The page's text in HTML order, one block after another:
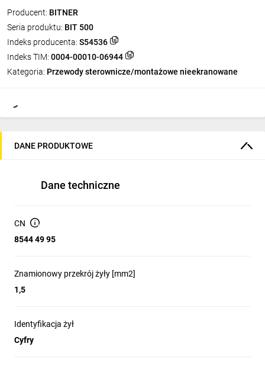
Producent: BITNER
Seria produktu: BIT 500
Indeks producenta: S54536
Indeks TIM: 0004-00010-06944
Kategoria: Przewody sterownicze/montażowe nieekranowane
DANE PRODUKTOWE
Dane techniczne
CN
8544 49 95
Znamionowy przekrój żyły [mm2]
1,5
Identyfikacja żył
Cyfry